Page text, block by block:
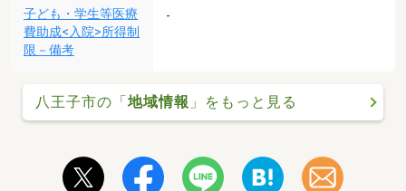
子ども・学生等医療
費助成<入院>所得制
限－備考
-
八王子市の「地域情報 」をもっと見る